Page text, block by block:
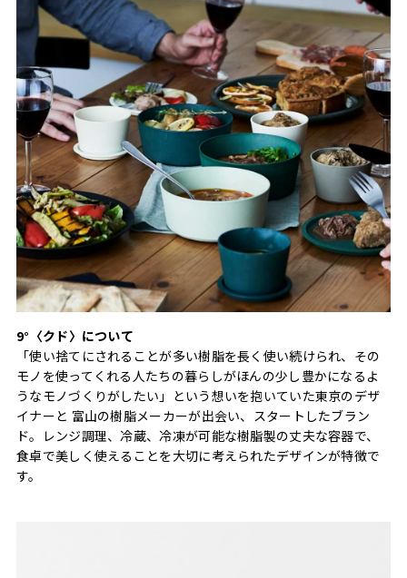
9°〈クド〉について
「使い捨てにされることが多い樹脂を長く使い続けられ、その
モノを使ってくれる人たちの暮らしがほんの少し豊かになるよ
うなモノづくりがしたい」という想いを抱いていた東京のデザ
イナーと 富山の樹脂メーカーが出会い、スタートしたブラン
ド。レンジ調理、冷蔵、冷凍が可能な樹脂製の丈夫な容器で、
食卓で美しく使えることを大切に考えられたデザインが特徴で
す。